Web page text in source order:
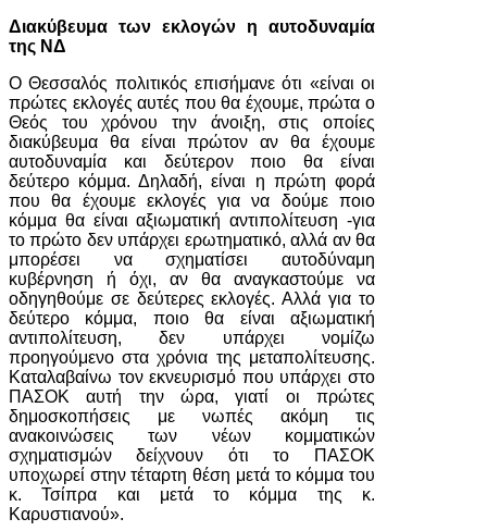
Διακύβευμα των εκλογών η αυτοδυναμία
της ΝΔ
Ο Θεσσαλός πολιτικός επισήμανε ότι «είναι οι
πρώτες εκλογές αυτές που θα έχουμε, πρώτα ο
Θεός του χρόνου την άνοιξη, στις οποίες
διακύβευμα θα είναι πρώτον αν θα έχουμε
αυτοδυναμία και δεύτερον ποιο θα είναι
δεύτερο κόμμα. Δηλαδή, είναι η πρώτη φορά
που θα έχουμε εκλογές για να δούμε ποιο
κόμμα θα είναι αξιωματική αντιπολίτευση -για
το πρώτο δεν υπάρχει ερωτηματικό, αλλά αν θα
μπορέσει να σχηματίσει αυτοδύναμη
κυβέρνηση ή όχι, αν θα αναγκαστούμε να
οδηγηθούμε σε δεύτερες εκλογές. Αλλά για το
δεύτερο κόμμα, ποιο θα είναι αξιωματική
αντιπολίτευση, δεν υπάρχει νομίζω
προηγούμενο στα χρόνια της μεταπολίτευσης.
Καταλαβαίνω τον εκνευρισμό που υπάρχει στο
ΠΑΣΟΚ αυτή την ώρα, γιατί οι πρώτες
δημοσκοπήσεις με νωπές ακόμη τις
ανακοινώσεις των νέων κομματικών
σχηματισμών δείχνουν ότι το ΠΑΣΟΚ
υποχωρεί στην τέταρτη θέση μετά το κόμμα του
κ. Τσίπρα και μετά το κόμμα της κ.
Καρυστιανού».